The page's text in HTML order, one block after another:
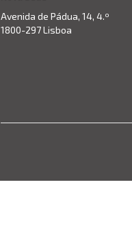
Avenida de Pádua, 14, 4.º
1800-297 Lisboa